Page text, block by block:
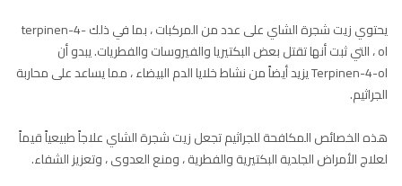
يحتوي زيت شجرة الشاي على عدد من المركبات ، بما في ذلك terpinen-4-
ol ، التي ثبت أنها تقتل بعض البكتيريا والفيروسات والفطريات. يبدو أن
Terpinen-4-ol يزيد أيضاً من نشاط خلايا الدم البيضاء ، مما يساعد على محاربة
الجراثيم.
هذه الخصائص المكافحة للجراثيم تجعل زيت شجرة الشاي علاجاً طبيعياً قيماً
لعلاج الأمراض الجلدية البكتيرية والفطرية ، ومنع العدوى ، وتعزيز الشفاء.